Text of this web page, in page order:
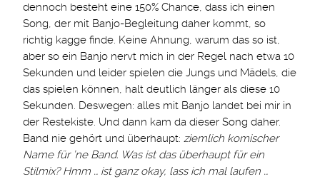
dennoch besteht eine 150% Chance, dass ich einen
Song, der mit Banjo-Begleitung daher kommt, so
richtig kagge finde. Keine Ahnung, warum das so ist,
aber so ein Banjo nervt mich in der Regel nach etwa 10
Sekunden und leider spielen die Jungs und Mädels, die
das spielen können, halt deutlich länger als diese 10
Sekunden. Deswegen: alles mit Banjo landet bei mir in
der Restekiste. Und dann kam da dieser Song daher.
Band nie gehört und überhaupt:ziemlich komischer
Name für ’ne Band. Was ist das überhaupt für ein
Stilmix? Hmm … ist ganz okay, lass ich mal laufen …